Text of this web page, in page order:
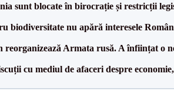
sunt blocate în birocrație și restricții
biodiversitate nu apără interesele
Armata rusă. A înființat o
cu mediul de afaceri despre